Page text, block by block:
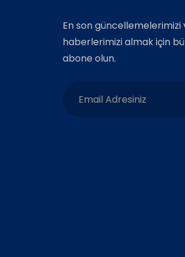
En son güncellemelerimizi
haberlerimizi almak için
abone olun.